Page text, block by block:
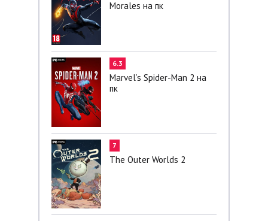
Morales на пк
6.3
Marvel’s Spider-Man 2 на
пк
7
The Outer Worlds 2